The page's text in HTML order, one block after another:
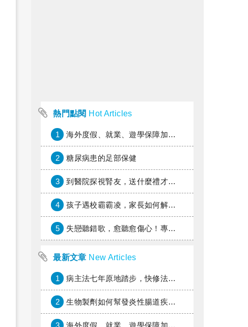
熱門點閱 Hot Articles
1 海外度假、就業、遊學保障加倍，富邦產險「一期逐夢」專案加碼遠距醫療與緊急救援
2 糖尿病患的足部保健
3 到醫院探視腎友，送什麼禮才好？
4 孩子遇校霸霸凌，家長如何解圍？
5 失戀聽錯歌，愈聽愈傷心！專家教你挑對療傷情歌
最新文章 New Articles
1 病主法七年原地踏步，快修法讓病人自主決定善終
2 生物製劑如何幫發炎性腸道疾病患者抗潰瘍？治療進展與健保給付困境一次看
3 海外度假、就業、遊學保障加倍，富邦產險「一期逐夢」專案加碼遠距醫療與緊急救援